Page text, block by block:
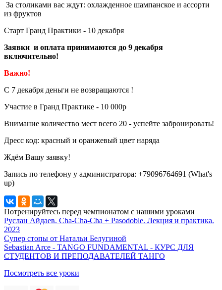
За столиками вас ждут: охлажденное шампанское и ассорти
из фруктов
Старт Гранд Практики - 10 декабря
Заявки и оплата принимаются до 9 декабря
включительно!
Важно!
С 7 декабря деньги не возвращаются !
Участие в Гранд Практике - 10 000р
Внимание количество мест всего 20 - успейте забронировать!
Дресс код: красный и оранжевый цвет наряда
Ждём Вашу заявку!
Запись по телефону у администратора: +79096764691 (What's
up)
Потренируйтесь перед чемпионатом с нашими уроками
Руслан Айдаев. Cha-Cha-Cha + Pasodoble. Лекция и практика.
2023
Супер стопы от Натальи Белугиной
Sebastian Arce - TANGO FUNDAMENTAL - КУРС ДЛЯ
СТУДЕНТОВ И ПРЕПОДАВАТЕЛЕЙ ТАНГО
Посмотреть все уроки